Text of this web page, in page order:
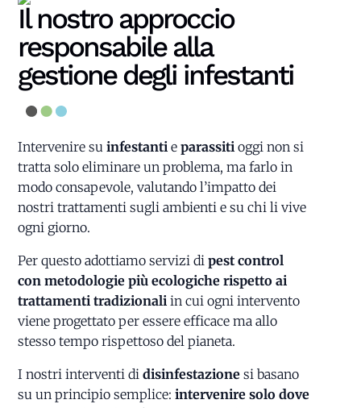
Il nostro approccio
responsabile alla
gestione degli infestanti
Intervenire suinfestanti eparassiti oggi non si
tratta solo eliminare un problema, ma farlo in
modo consapevole, valutando l’impatto dei
nostri trattamenti sugli ambienti e su chi li vive
ogni giorno.
Per questo adottiamo servizi dipest control
con metodologie più ecologiche rispetto ai
trattamenti tradizionali in cui ogni intervento
viene progettato per essere efficace ma allo
stesso tempo rispettoso del pianeta.
I nostri interventi didisinfestazione si basano
su un principio semplice:intervenire solo dove